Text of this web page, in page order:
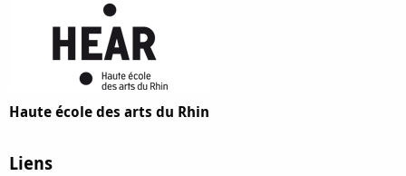
Haute école des arts du Rhin
Liens